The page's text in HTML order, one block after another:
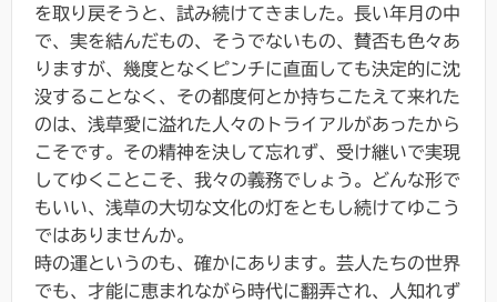
を取り戻そうと、試み続けてきました。長い年月の中
で、実を結んだもの、そうでないもの、賛否も色々あ
りますが、幾度となくピンチに直面しても決定的に沈
没することなく、その都度何とか持ちこたえて来れた
のは、浅草愛に溢れた人々のトライアルがあったから
こそです。その精神を決して忘れず、受け継いで実現
してゆくことこそ、我々の義務でしょう。どんな形で
もいい、浅草の大切な文化の灯をともし続けてゆこう
ではありませんか。
時の運というのも、確かにあります。芸人たちの世界
でも、才能に恵まれながら時代に翻弄され、人知れず